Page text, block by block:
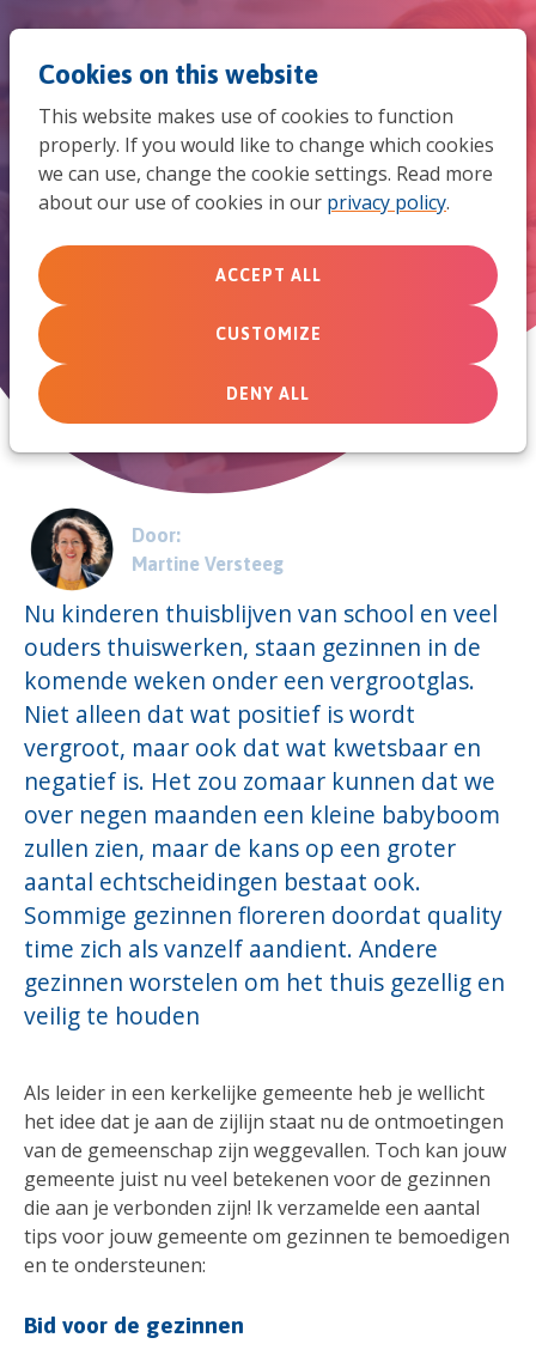
Cookies on this website
This website makes use of cookies to function
properly. If you would like to change which cookies
we can use, change the cookie settings. Read more
about our use of cookies in our privacy policy.
ACCEPT ALL
CUSTOMIZE
DENY ALL
Gezinnen ondersteunen tijdens
de coronacrisis
samenkomsten geen doorgang vinden"
Door:
Martine Versteeg
Nu kinderen thuisblijven van school en veel
ouders thuiswerken, staan gezinnen in de
komende weken onder een vergrootglas.
Niet alleen dat wat positief is wordt
vergroot, maar ook dat wat kwetsbaar en
negatief is. Het zou zomaar kunnen dat we
over negen maanden een kleine babyboom
zullen zien, maar de kans op een groter
aantal echtscheidingen bestaat ook.
Sommige gezinnen floreren doordat quality
time zich alsvanzelf aandient. Andere
gezinnen worstelen om het thuis gezellig en
veilig te houden
Als leider in een kerkelijke gemeente heb je wellicht
het idee dat je aan de zijlijn staat nu de ontmoetingen
van de gemeenschap zijn weggevallen. Toch kan jouw
gemeente juist nu veel betekenen voor de gezinnen
die aan je verbonden zijn! Ik verzamelde een aantal
tips voor jouw gemeente om gezinnen te bemoedigen
en te ondersteunen:
Bid voor de gezinnen